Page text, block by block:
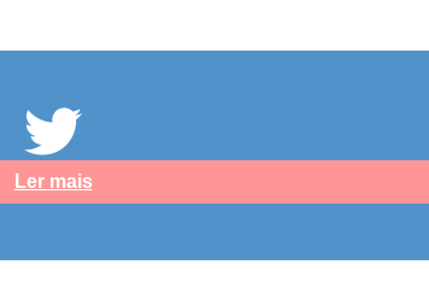
Ler mais